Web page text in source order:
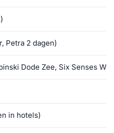
Petra 2 dagen)
Dode Zee, Six Senses
in hotels)